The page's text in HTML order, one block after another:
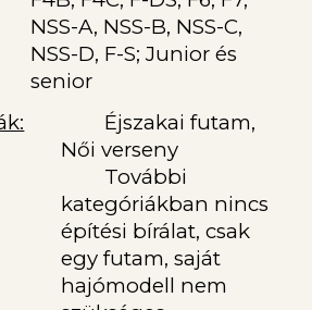
NSS-A, NSS-B, NSS-C,
NSS-D, F-S; Junior és
senior
Éjszakai futam,
Női verseny
További
kategóriákban nincs
építési bírálat, csak
egy futam, saját
hajómodell nem